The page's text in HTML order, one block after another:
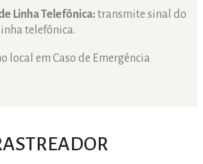
Linha Telefônica:transmite sinal do
telefônica.
local em Caso de Emergência